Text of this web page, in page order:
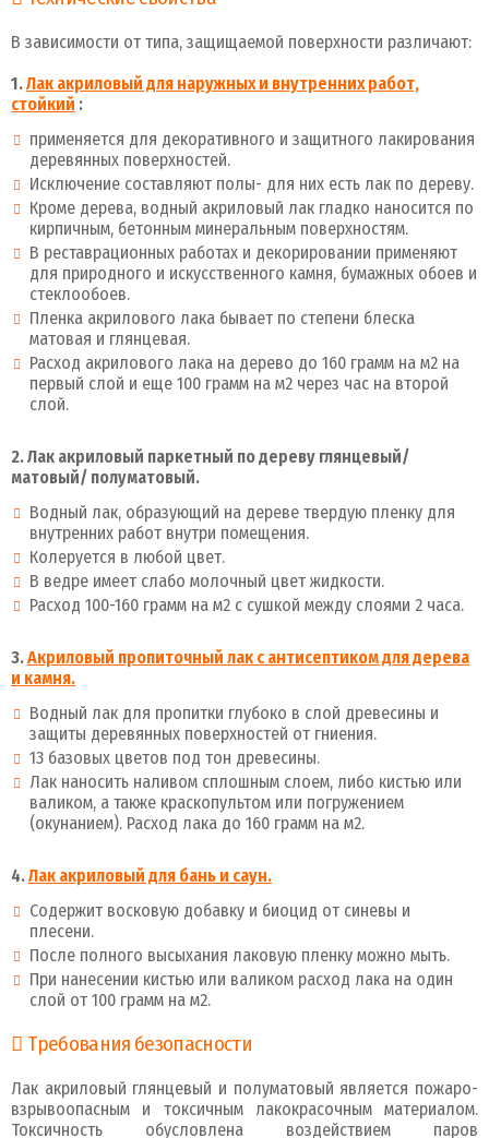
В зависимости от типа, защищаемой поверхности различают:
1.Лак акриловый для наружных и внутренних работ,
стойкий :
применяется для декоративного и защитного лакирования
деревянных поверхностей.
Исключение составляют полы- для них есть лак по дереву.
Кроме дерева, водный акриловый лак гладко наносится по
кирпичным, бетонным минеральным поверхностям.
В реставрационных работах и декорировании применяют
для природного и искусственного камня, бумажных обоев и
стеклообоев.
Пленка акрилового лака бывает по степени блеска
матовая и глянцевая.
Расход акрилового лака на дерево до 160 грамм на м2 на
первый слой и еще 100 грамм на м2 через час на второй
слой.
2. Лак акриловый паркетный по дереву глянцевый/
матовый/ полуматовый.
Водный лак, образующий на дереве твердую пленку для
внутренних работ внутри помещения.
Колеруется в любой цвет.
В ведре имеет слабо молочный цвет жидкости.
Расход 100-160 грамм на м2 с сушкой между слоями 2 часа.
3.Акриловый пропиточный лак с антисептиком для дерева
и камня.
Водный лак для пропитки глубоко в слой древесины и
защиты деревянных поверхностей от гниения.
13 базовых цветов под тон древесины.
Лак наносить наливом сплошным слоем, либо кистью или
валиком, а также краскопультом или погружением
(окунанием). Расход лака до 160 грамм на м2.
4.Лак акриловый для бань и саун.
Содержит восковую добавку и биоцид от синевы и
плесени.
После полного высыхания лаковую пленку можно мыть.
При нанесении кистью или валиком расход лака на один
слой от 100 грамм на м2.
Требования безопасности
Лак акриловый глянцевый и полуматовый является пожаро-
взрывоопасным и токсичным лакокрасочным материалом.
Токсичность обусловлена воздействием паров